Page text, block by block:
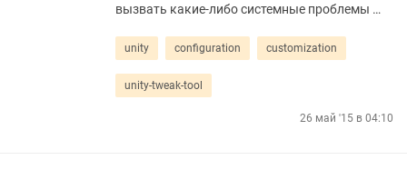
вызвать какие-либо системные проблемы …
unity configuration customization
unity-tweak-tool
26 май '15 в 04:10